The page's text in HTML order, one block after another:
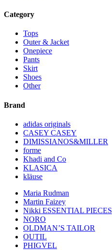
Category
Tops
Outer & Jacket
Onepiece
Pants
Skirt
Shoes
Other
Brand
adidas originals
CASEY CASEY
DIMISSIANOS&MILLER
forme
Khadi and Co
KLASICA
kläuse
Maria Rudman
Martin Faizey
Nikki ESSENTIAL PIECES
NORO
OLDMAN’S TAILOR
OUTIL
PHIGVEL